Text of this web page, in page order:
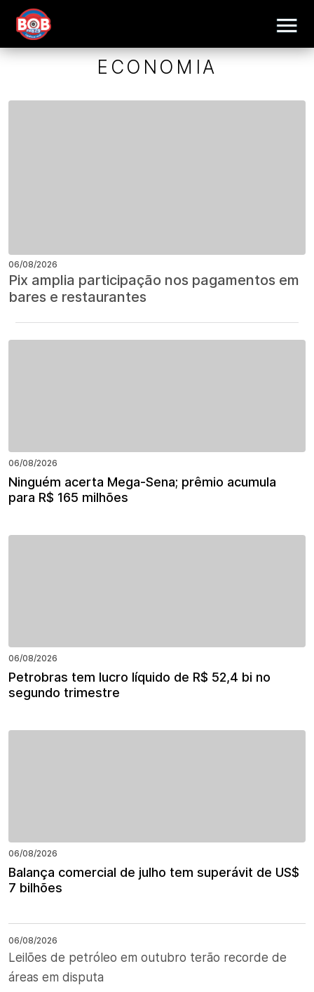
ECONOMIA
06/08/2026
Pix amplia participação nos pagamentos em
bares e restaurantes
06/08/2026
Ninguém acerta Mega-Sena; prêmio acumula
para R$ 165 milhões
06/08/2026
Petrobras tem lucro líquido de R$ 52,4 bi no
segundo trimestre
06/08/2026
Balança comercial de julho tem superávit de US$
7 bilhões
06/08/2026
Leilões de petróleo em outubro terão recorde de
áreas em disputa